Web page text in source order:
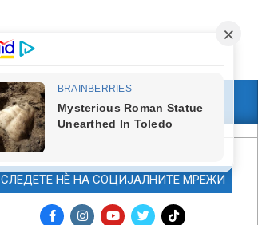
МАРКЕТИНГ
СЛЕДЕТЕ НЀ НА СОЦИЈАЛНИТЕ МРЕЖИ